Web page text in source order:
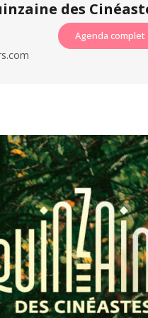
des
Agenda complet